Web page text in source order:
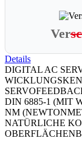
Ver
Details
DIGITAL AC
DIN 6885-1 (MIT
NM
NATÜRLICHE